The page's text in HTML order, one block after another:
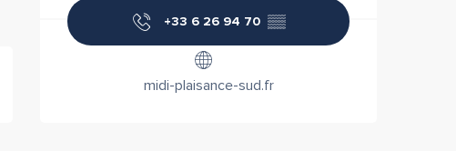
+33 6 26 94 70 ▒▒
midi-plaisance-sud.fr